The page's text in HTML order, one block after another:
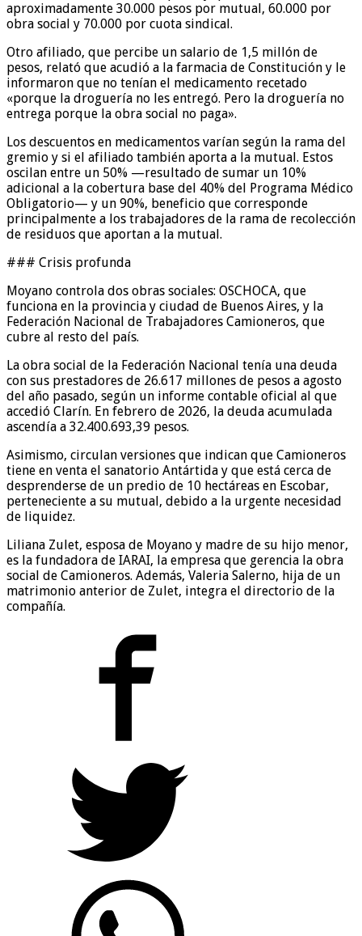
aproximadamente 30.000 pesos por mutual, 60.000 por
obra social y 70.000 por cuota sindical.
Otro afiliado, que percibe un salario de 1,5 millón de
pesos, relató que acudió a la farmacia de Constitución y le
informaron que no tenían el medicamento recetado
«porque la droguería no les entregó. Pero la droguería no
entrega porque la obra social no paga».
Los descuentos en medicamentos varían según la rama del
gremio y si el afiliado también aporta a la mutual. Estos
oscilan entre un 50% —resultado de sumar un 10%
adicional a la cobertura base del 40% del Programa Médico
Obligatorio— y un 90%, beneficio que corresponde
principalmente a los trabajadores de la rama de recolección
de residuos que aportan a la mutual.
### Crisis profunda
Moyano controla dos obras sociales: OSCHOCA, que
funciona en la provincia y ciudad de Buenos Aires, y la
Federación Nacional de Trabajadores Camioneros, que
cubre al resto del país.
La obra social de la Federación Nacional tenía una deuda
con sus prestadores de 26.617 millones de pesos a agosto
del año pasado, según un informe contable oficial al que
accedió Clarín. En febrero de 2026, la deuda acumulada
ascendía a 32.400.693,39 pesos.
Asimismo, circulan versiones que indican que Camioneros
tiene en venta el sanatorio Antártida y que está cerca de
desprenderse de un predio de 10 hectáreas en Escobar,
perteneciente a su mutual, debido a la urgente necesidad
de liquidez.
Liliana Zulet, esposa de Moyano y madre de su hijo menor,
es la fundadora de IARAI, la empresa que gerencia la obra
social de Camioneros. Además, Valeria Salerno, hija de un
matrimonio anterior de Zulet, integra el directorio de la
compañía.